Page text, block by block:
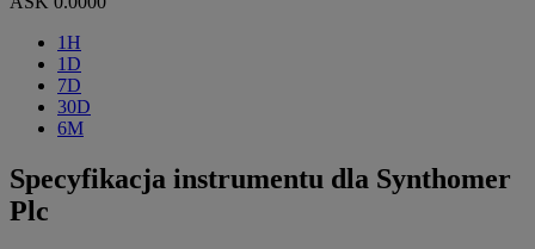
1H
1D
7D
30D
6M
Specyfikacja instrumentu dla Synthomer
Plc